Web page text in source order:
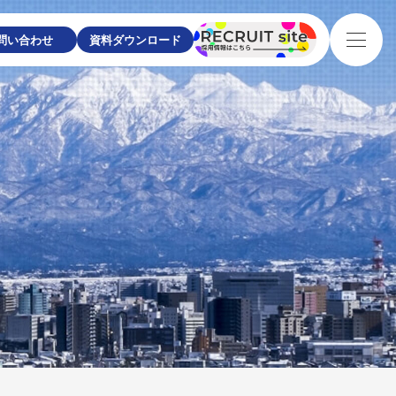
い合わせ 資料ダウンロード